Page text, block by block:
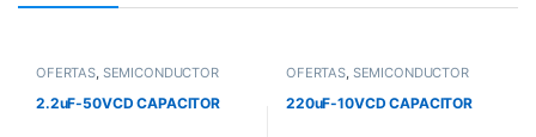
OFERTAS, SEMICONDUCTOR
2.2uF-50VCD CAPACITOR
OFERTAS, SEMICONDUCTOR
220uF-10VCD CAPACITOR